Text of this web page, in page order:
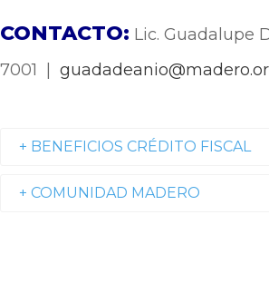
CONTACTO: Lic. Guadalupe
7001 |
+ BENEFICIOS CRÉDITO FISCAL
+ COMUNIDAD MADERO